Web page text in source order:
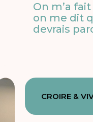
On m’a
on me dit
devrais
CROIRE &